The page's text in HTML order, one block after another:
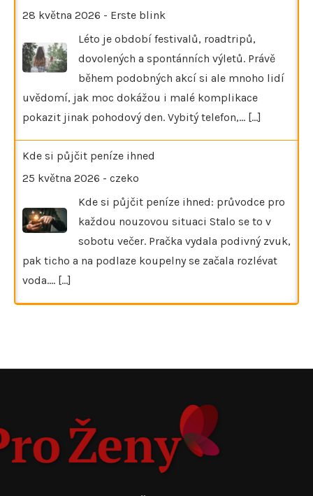
28 května 2026 - Erste blink
Léto je období festivalů, roadtripů,
dovolených a spontánních výletů. Právě
během podobných akcí si ale mnoho lidí
uvědomí, jak moc dokážou i malé komplikace
pokazit jinak pohodový den. Vybitý telefon,… [...]
Kde si půjčit peníze ihned
25 května 2026 - czeko
Kde si půjčit peníze ihned: průvodce pro
každou nouzovou situaci Stalo se to v
sobotu večer. Pračka vydala podivný zvuk,
pak ticho a na podlaze koupelny se začala rozlévat
voda.… [...]